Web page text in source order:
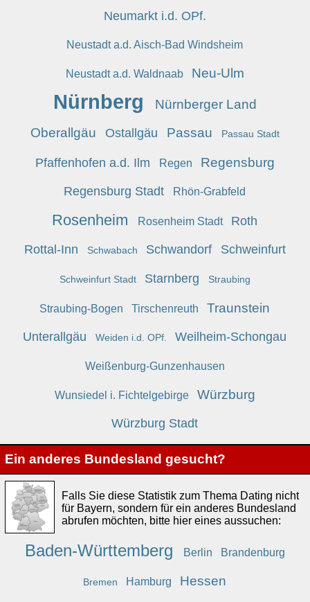
Neumarkt i.d. OPf.
Neustadt a.d. Aisch-Bad Windsheim
Neustadt a.d. Waldnaab Neu-Ulm
Nürnberg
Nürnberger Land
Oberallgäu
Ostallgäu Passau Passau Stadt
Pfaffenhofen a.d. Ilm Regen Regensburg
Regensburg Stadt Rhön-Grabfeld
Rosenheim Rosenheim Stadt Roth
Rottal-Inn Schwabach Schwandorf Schweinfurt
Schweinfurt Stadt Starnberg Straubing
Straubing-Bogen Tirschenreuth Traunstein
Unterallgäu Weiden i.d. OPf. Weilheim-Schongau
Weißenburg-Gunzenhausen
Wunsiedel i. Fichtelgebirge Würzburg
Würzburg Stadt
Ein anderes Bundesland gesucht?
Falls Sie diese Statistik zum Thema Dating nicht
für Bayern, sondern für ein anderes Bundesland
abrufen möchten, bitte hier eines aussuchen:
Baden-Württemberg Berlin Brandenburg
Bremen Hamburg Hessen